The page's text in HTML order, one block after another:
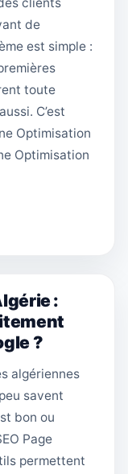
de
est simple :
toute
C’est
Optimisation
Optimisation
:
?
algériennes
savent
bon ou
Page
permettent